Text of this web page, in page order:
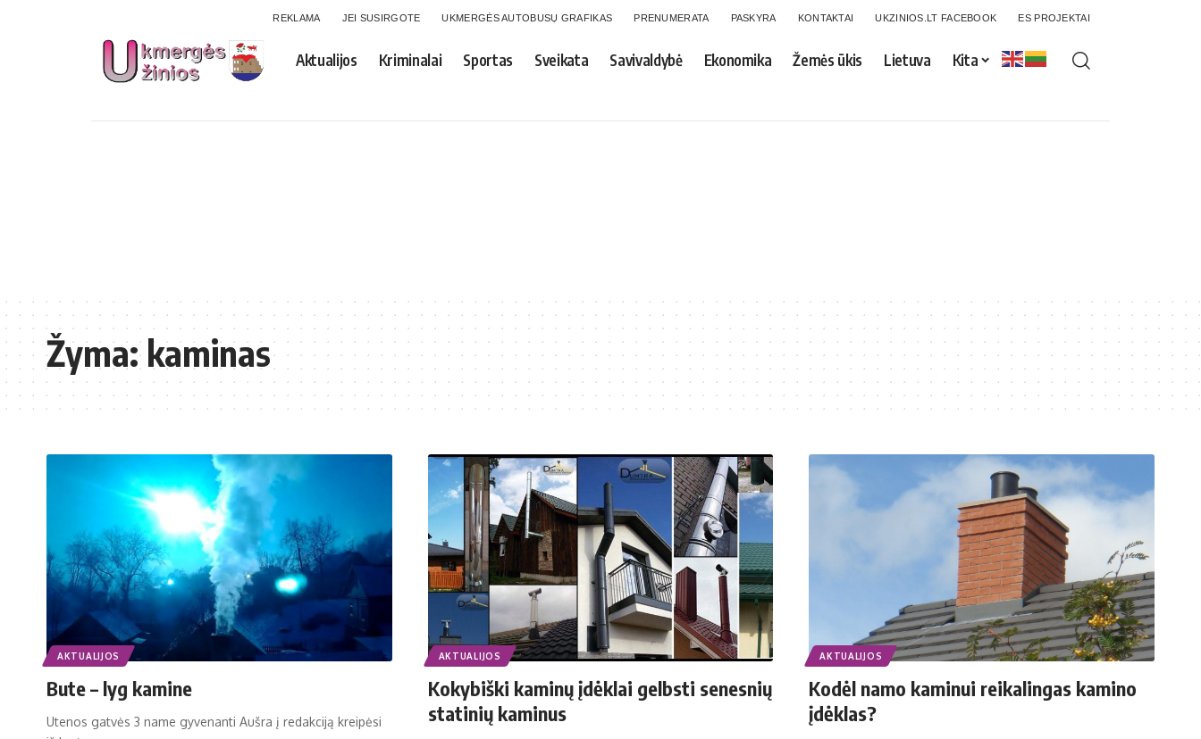
REKLAMA JEI SUSIRGOTE UKMERGĖS AUTOBUSŲ GRAFIKAS PRENUMERATA PASKYRA KONTAKTAI UKZINIOS.LT FACEBOOK ES PROJEKTAI
Aktualijos Kriminalai Sportas Sveikata Savivaldybė Ekonomika Žemės ūkis Lietuva Kita
Žyma:kaminas
AKTUALIJOS
Bute – lyg kamine
Utenos gatvės 3 name gyvenanti Aušra į redakciją kreipėsi
AKTUALIJOS
Kokybiški kaminų įdėklai gelbsti senesnių
statinių kaminus
AKTUALIJOS
Kodėl namo kaminui reikalingas kamino
įdėklas?